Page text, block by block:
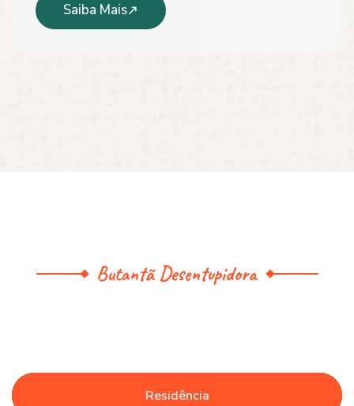
Saiba Mais
Butantã Desentupidora
Residência